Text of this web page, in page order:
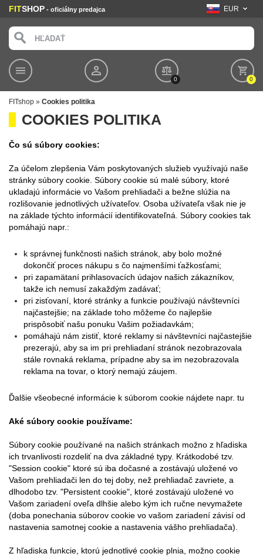
FITSHOP - oficiálny predajca EUR
0 0
FITshop » Cookies politika
COOKIES POLITIKA
Čo sú súbory cookies:
Za účelom zlepšenia Vám poskytovaných služieb využívajú naše
stránky súbory cookie. Súbory cookie sú malé súbory, ktoré
ukladajú informácie vo Vašom prehliadači a bežne slúžia na
rozlišovanie jednotlivých užívateľov. Osoba užívateľa však nie je
na základe týchto informácií identifikovateľná. Súbory cookies tak
pomáhajú napr.:
k správnej funkčnosti našich stránok, aby bolo možné
dokončiť proces nákupu s čo najmenšími ťažkosťami;
pri zapamätaní prihlasovacích údajov našich zákazníkov,
takže ich nemusí zakaždým zadávať;
pri zisťovaní, ktoré stránky a funkcie používajú návštevníci
najčastejšie; na základe toho môžeme čo najlepšie
prispôsobiť našu ponuku Vašim požiadavkám;
pomáhajú nám zistiť, ktoré reklamy si návštevníci najčastejšie
prezerajú, aby sa im pri prehliadaní stránok nezobrazovala
stále rovnaká reklama, prípadne aby sa im nezobrazovala
reklama na tovar, o ktorý nemajú záujem.
Ďalšie všeobecné informácie k súborom cookie nájdete napr. tu
Aké súbory cookie používame:
Súbory cookie používané na našich stránkach možno z hľadiska
ich trvanlivosti rozdeliť na dva základné typy. Krátkodobé tzv.
"Session cookie" ktoré sú iba dočasné a zostávajú uložené vo
Vašom prehliadači len do tej doby, než prehliadač zavriete, a
dlhodobo tzv. "Persistent cookie", ktoré zostávajú uložené vo
Vašom zariadení oveľa dlhšie alebo kým ich ručne nevymažete
(doba ponechania súborov cookie vo vašom zariadení závisí od
nastavenia samotnej cookie a nastavenia vášho prehliadača).
Z hľadiska funkcie, ktorú jednotlivé cookie plnia, možno cookie